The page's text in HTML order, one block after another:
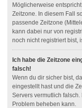
Möglicherweise
Zeitzone. In diesem Fall
passende Zeitzone
kann dabei nur von
noch nicht registriert bist,
Ich habe die Zeitzone
falsch!
Wenn du dir sicher bist,
eingestellt hast und die
Servers vermutlich
Problem beheben kann.